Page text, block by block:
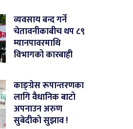
व्यवसाय बन्द गर्ने
चेतावनीकाबीच थप ८९
म्यानपावरमाथि
विभागको कारबाही
काङ्ग्रेस रूपान्तरणका
लागि वैधानिक बाटो
अपनाउन अरुण
सुबेदीको सुझाव !